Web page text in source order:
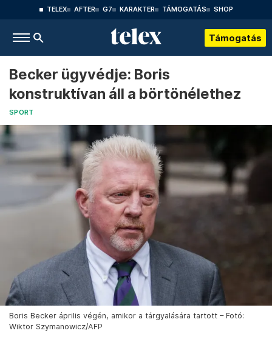
TELEX AFTER G7 KARAKTER TÁMOGATÁS SHOP
Támogatás
Becker ügyvédje: Boris
konstruktívan áll a börtönélethez
SPORT
Boris Becker április végén, amikor a tárgyalására tartott – Fotó:
Wiktor Szymanowicz/AFP